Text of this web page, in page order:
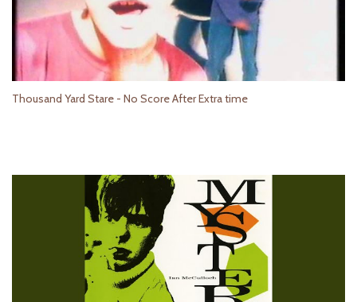
Thousand Yard Stare - No Score After Extra time